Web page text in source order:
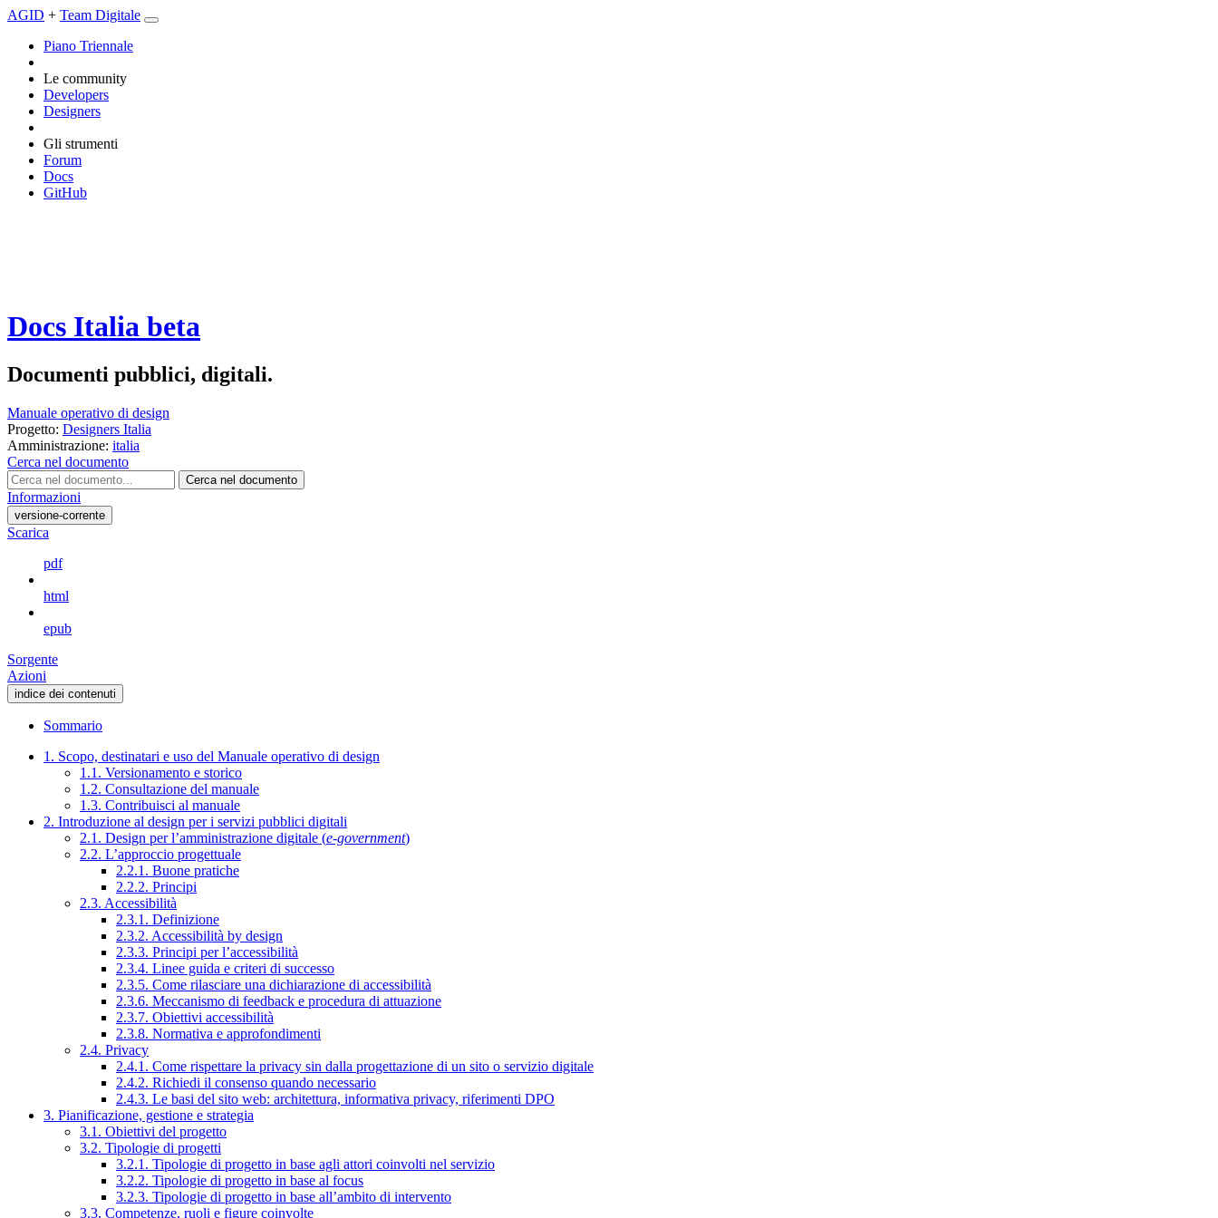
AGID + Team Digitale
Piano Triennale
Le community
Developers
Designers
Gli strumenti
Forum
Docs
GitHub
Docs Italia beta
Documenti pubblici, digitali.
Manuale operativo di design
Progetto: Designers Italia
Amministrazione: italia
Cerca nel documento
Cerca nel documento
Informazioni
versione-corrente
Scarica
pdf
html
epub
Sorgente
Azioni
indice dei contenuti
Sommario
1. Scopo, destinatari e uso del Manuale operativo di design
1.1. Versionamento e storico
1.2. Consultazione del manuale
1.3. Contribuisci al manuale
2. Introduzione al design per i servizi pubblici digitali
2.1. Design per l’amministrazione digitale (e-government)
2.2. L’approccio progettuale
2.2.1. Buone pratiche
2.2.2. Principi
2.3. Accessibilità
2.3.1. Definizione
2.3.2. Accessibilità by design
2.3.3. Principi per l’accessibilità
2.3.4. Linee guida e criteri di successo
2.3.5. Come rilasciare una dichiarazione di accessibilità
2.3.6. Meccanismo di feedback e procedura di attuazione
2.3.7. Obiettivi accessibilità
2.3.8. Normativa e approfondimenti
2.4. Privacy
2.4.1. Come rispettare la privacy sin dalla progettazione di un sito o servizio digitale
2.4.2. Richiedi il consenso quando necessario
2.4.3. Le basi del sito web: architettura, informativa privacy, riferimenti DPO
3. Pianificazione, gestione e strategia
3.1. Obiettivi del progetto
3.2. Tipologie di progetti
3.2.1. Tipologie di progetto in base agli attori coinvolti nel servizio
3.2.2. Tipologie di progetto in base al focus
3.2.3. Tipologie di progetto in base all’ambito di intervento
3.3. Competenze, ruoli e figure coinvolte